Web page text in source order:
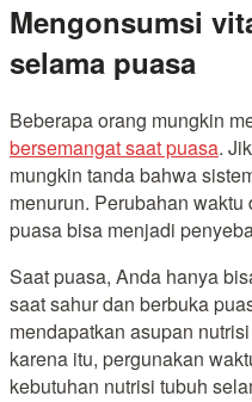
Mengonsumsi
selama puasa
Beberapa orang mungkin
bersemangat saat puasa.
mungkin tanda bahwa
menurun. Perubahan
puasa bisa menjadi
Saat puasa, Anda hanya
saat sahur dan berbuka
mendapatkan asupan
karena itu, pergunakan
kebutuhan nutrisi tubuh